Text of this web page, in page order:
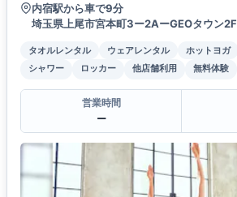
内宿駅から車で9分
埼玉県上尾市宮本町3ー2AーGEOタウン2F
タオルレンタル ウェアレンタル ホットヨガ
シャワー
ロッカー 他店舗利用 無料体験
営業時間
ー